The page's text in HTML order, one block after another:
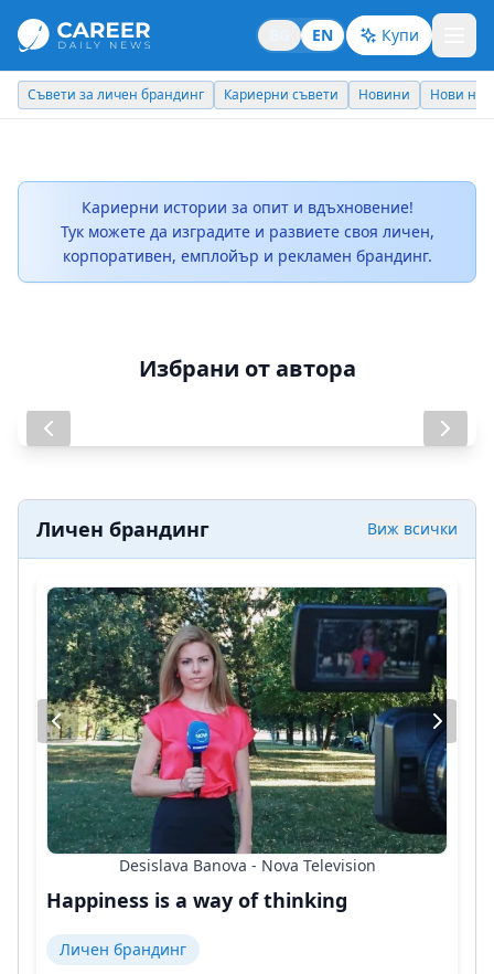
EN Купи
Съвети за личен брандинг Кариерни съвети Новини Нови
Кариерни истории за опит и вдъхновение!
Тук можете да изградите и развиете своя личен,
корпоративен, емплойър и рекламен брандинг.
Избрани от автора
The New Therapies: Will They Be
Личен брандинг Виж всички
Desislava Banova - Nova Television
Happiness is a way of thinking
Личен брандинг